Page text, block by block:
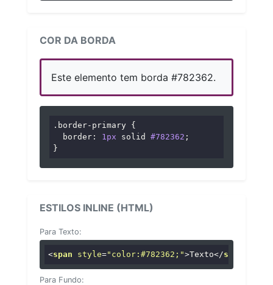
COR DA BORDA
Este elemento tem borda #782362.
.border-primary {
border : 1px solid #782362 ;
}
ESTILOS INLINE (HTML)
Para Texto:
<span style="color:#782362;">Texto</span
Para Fundo: